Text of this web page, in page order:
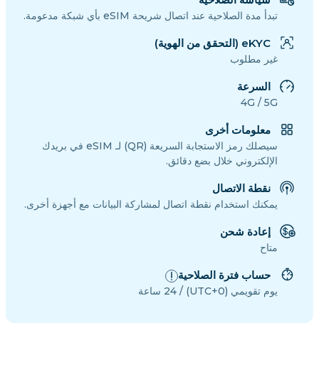
تبدأ مدة الصلاحية عند اتصال شريحة eSIM بأي شبكة مدعومة.
eKYC (التحقق من الهوية)
غير مطلوب
السرعة
4G / 5G
معلومات أخرى
سيصلك رمز الاستجابة السريعة (QR) لـ eSIM في بريدك
الإلكتروني خلال بضع دقائق.
نقطة الاتصال
يمكنك استخدام نقطة اتصال لمشاركة البيانات مع أجهزة أخرى.
إعادة شحن
متاح
حساب فترة الصلاحية
يوم تقويمي (UTC+0) / 24 ساعة